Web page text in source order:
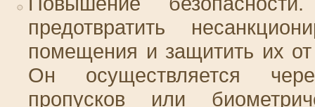
предотвратить
помещения и защитить их
Он осуществляется
пропусков или